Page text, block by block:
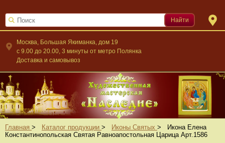
Москва, Большая Якиманка, дом 19
c 9.00 до 20.00, 3 минуты от метро Полянка
Доставка и самовывоз
Найти
Главная > Каталог продукции > Иконы Святых >
Икона Елена
Константинопольская Святая Равноапостольная Царица Арт.1586